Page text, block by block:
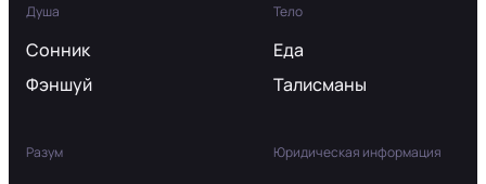
Душа
Сонник
Фэншуй
Тело
Еда
Талисманы
Разум Юридическая информация